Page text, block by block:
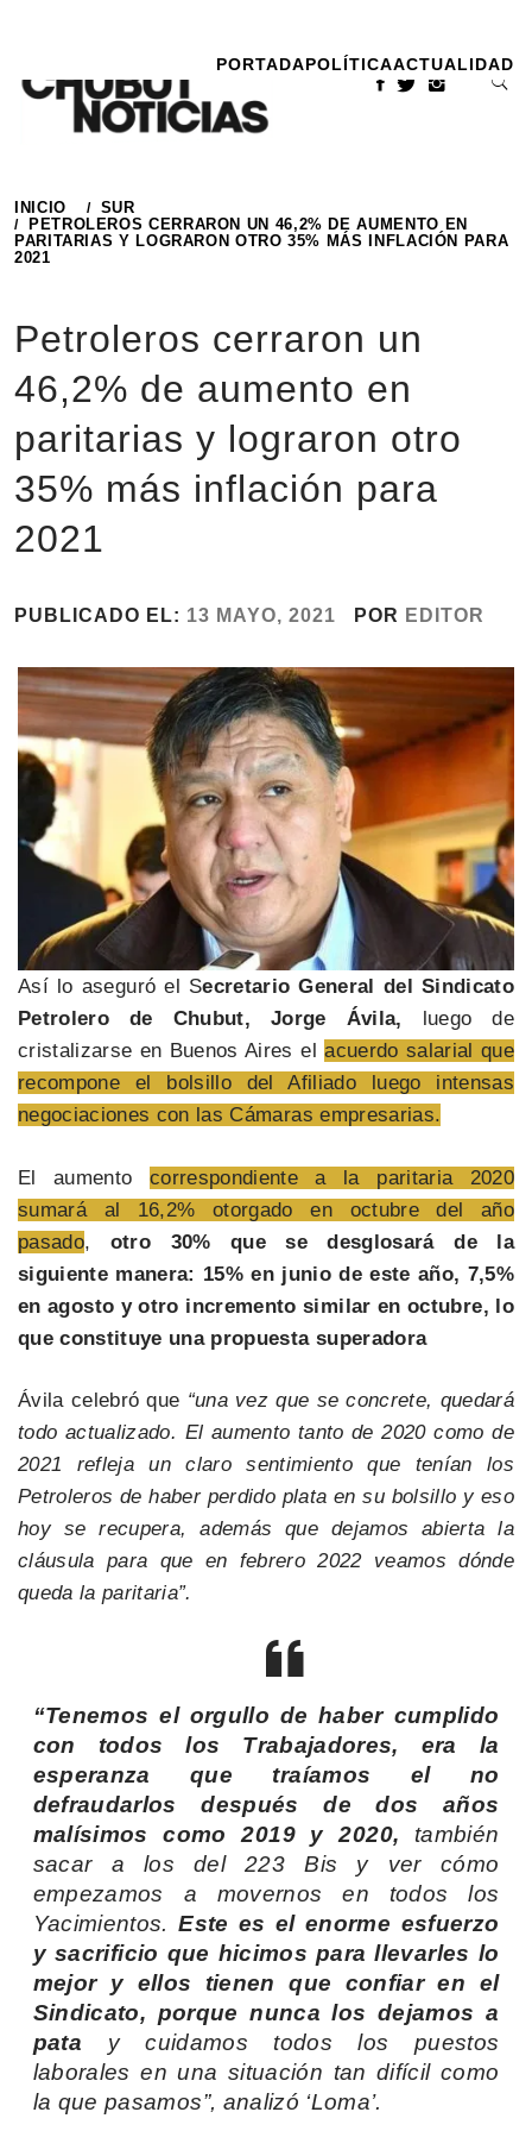
contenido
PORTADAPOLÍTICAACTUALIDAD
INICIO
SUR
PETROLEROS CERRARON UN 46,2% DE AUMENTO EN
PARITARIAS Y LOGRARON OTRO 35% MÁS INFLACIÓN PARA
2021
Petroleros cerraron un
46,2% de aumento en
paritarias y lograron otro
35% más inflación para
2021
PUBLICADO EL: 13 MAYO, 2021 POR EDITOR
Así lo aseguró el Secretario General del Sindicato
Petrolero de Chubut, Jorge Ávila, luego de
cristalizarse en Buenos Aires elacuerdo salarial que
recompone el bolsillo del Afiliado luego intensas
negociaciones con las Cámaras empresarias.
El aumento correspondiente a la paritaria 2020
sumará al 16,2% otorgado en octubre del año
pasado, otro 30% que se desglosará de la
siguiente manera: 15% en junio de este año, 7,5%
en agosto y otro incremento similar en octubre, lo
que constituye una propuesta superadora
Ávila celebró que “una vez que se concrete, quedará
todo actualizado. El aumento tanto de 2020 como de
2021 refleja un claro sentimiento que tenían los
Petroleros de haber perdido plata en su bolsillo y eso
hoy se recupera, además que dejamos abierta la
cláusula para que en febrero 2022 veamos dónde
queda la paritaria”.
“Tenemos el orgullo de haber cumplido
con todos los Trabajadores, era la
esperanza que traíamos el no
defraudarlos después de dos años
malísimos como 2019 y 2020, también
sacar a los del 223 Bis y ver cómo
empezamos a movernos en todos los
Yacimientos.Este es el enorme esfuerzo
y sacrificio que hicimos para llevarles lo
mejor y ellos tienen que confiar en el
Sindicato, porque nunca los dejamos a
pata y cuidamos todos los puestos
laborales en una situación tan difícil como
la que pasamos”, analizó ‘Loma’.